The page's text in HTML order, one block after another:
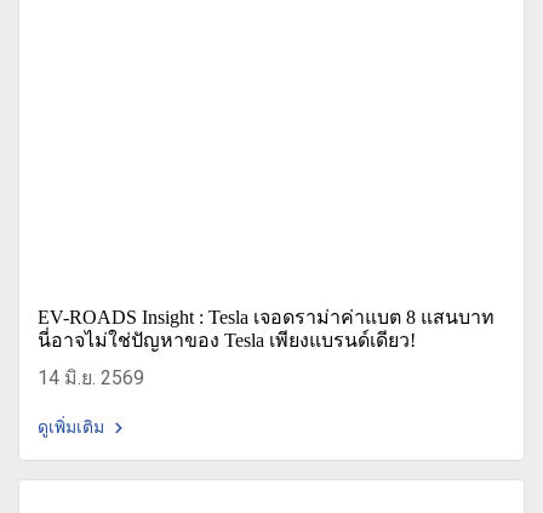
EV-ROADS Insight : Tesla เจอดราม่าค่าแบต 8 แสนบาท
นี่อาจไม่ใช่ปัญหาของ Tesla เพียงแบรนด์เดียว!
14 มิ.ย. 2569
ดูเพิ่มเติม